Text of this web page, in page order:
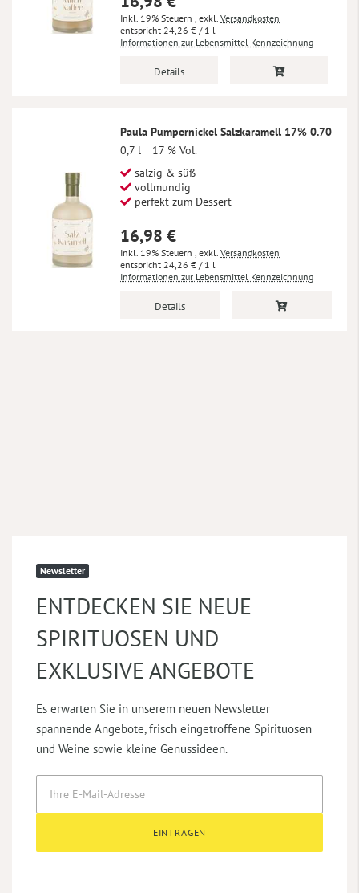
Inkl. 19% Steuern , exkl. Versandkosten
24,26 € / 1 l
Informationen zur Lebensmittel Kennzeichnung
Details
Paula Pumpernickel Salzkaramell 17% 0.70
0,7 l
17 % Vol.
salzig & süß
vollmundig
perfekt zum Dessert
16,98 €
Inkl. 19% Steuern , exkl. Versandkosten
24,26 € / 1 l
Informationen zur Lebensmittel Kennzeichnung
Details
Newsletter
ENTDECKEN SIE NEUE
SPIRITUOSEN UND
EXKLUSIVE ANGEBOTE
Es erwarten Sie in unserem neuen Newsletter
spannende Angebote, frisch eingetroffene Spirituosen
und Weine sowie kleine Genussideen.
EINTRAGEN